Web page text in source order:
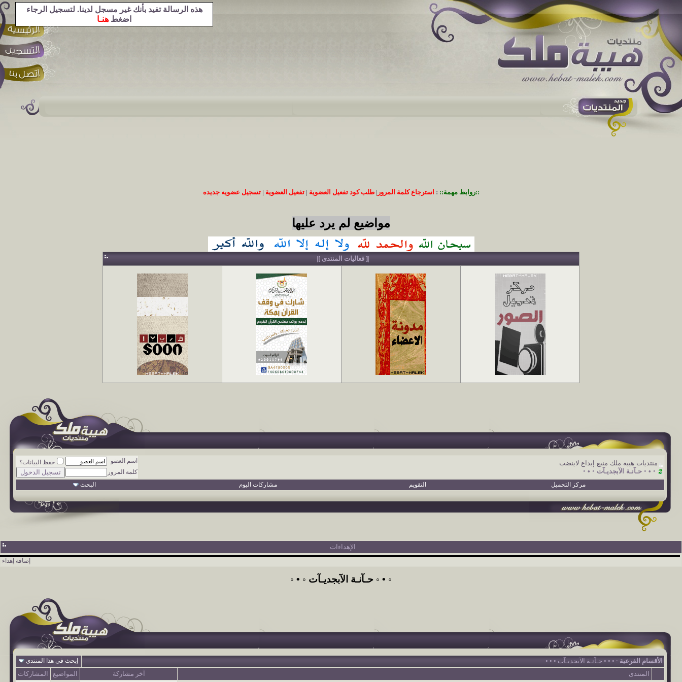
::روابط مهمة:: : استرجاع كلمة المرور |طلب كود تفعيل العضوية |تفعيل العضوية |تسجيل عضويه جديده
هذه الرسالة تفيد بأنك غير مسجل لدينا. لتسجيل الرجاء
اضغط هنـا
مواضيع لم يرد عليها
|[ فعاليات المنتدى ]|
منتديات هيبة ملك منبع إبداع لاينضب
◦ • ◦ حـآنـة الآبجديـآت ◦ • ◦
اسم العضو
حفظ البيانات؟
كلمة المرور
مركز التحميل
التقويم مشاركات اليوم البحث
الإهداءات
إضافة إهداء
◦ • ◦ حـآنـة الآبجديـآت ◦ • ◦
الأقسام الفرعية : ◦ • ◦ حـآنـة الآبجديـآت ◦ • ◦ إبحث في هذا المنتدى
المنتدى آخر مشاركة المواضيع المشاركات